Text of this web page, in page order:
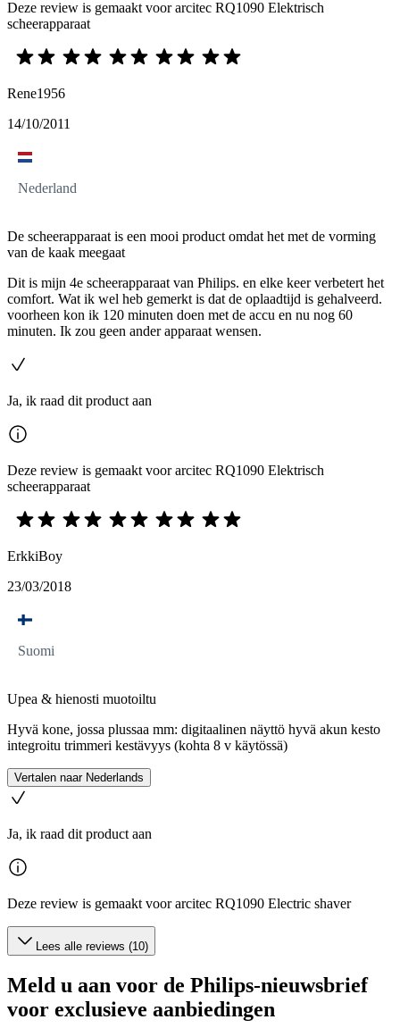
Deze review is gemaakt voor arcitec RQ1090 Elektrisch
scheerapparaat
Rene1956
14/10/2011
Nederland
De scheerapparaat is een mooi product omdat het met de vorming
van de kaak meegaat
Dit is mijn 4e scheerapparaat van Philips. en elke keer verbetert het
comfort. Wat ik wel heb gemerkt is dat de oplaadtijd is gehalveerd.
voorheen kon ik 120 minuten doen met de accu en nu nog 60
minuten. Ik zou geen ander apparaat wensen.
Ja, ik raad dit product aan
Deze review is gemaakt voor arcitec RQ1090 Elektrisch
scheerapparaat
ErkkiBoy
23/03/2018
Suomi
Upea & hienosti muotoiltu
Hyvä kone, jossa plussaa mm: digitaalinen näyttö hyvä akun kesto
integroitu trimmeri kestävyys (kohta 8 v käytössä)
Vertalen naar Nederlands
Ja, ik raad dit product aan
Deze review is gemaakt voor arcitec RQ1090 Electric shaver
Lees alle reviews (10)
Meld u aan voor de Philips-nieuwsbrief
voor exclusieve aanbiedingen